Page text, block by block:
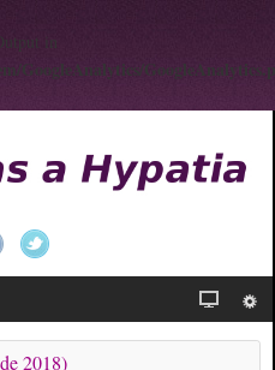
in
GoogleAnalytics/
2018)